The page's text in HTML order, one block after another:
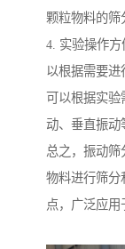
颗粒物料的筛
4. 实验操作方
以根据需要
可以根据实
动、垂直振动
总之，振动
物料进行筛分
点，广泛应用